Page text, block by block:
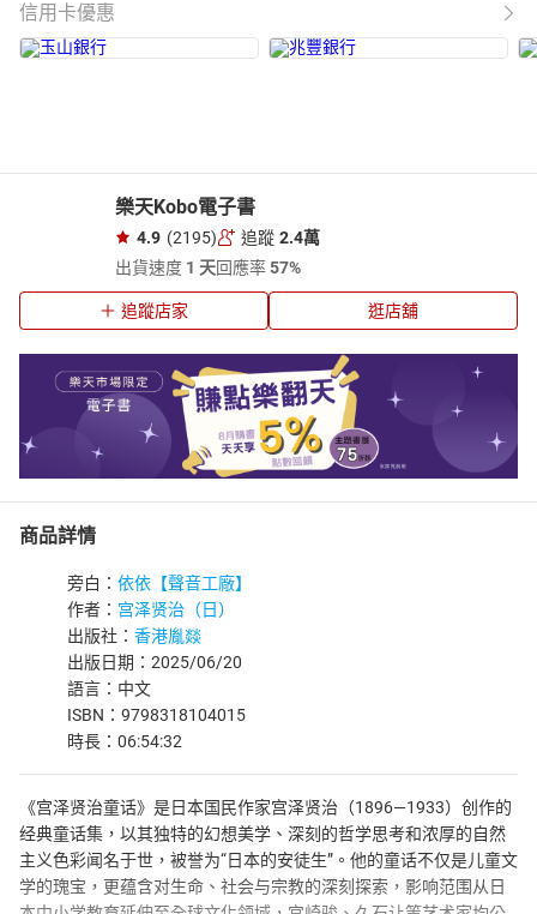
信用卡優惠
樂天Kobo電子書
4.9 (2195) 追蹤 2.4萬
出貨速度 1 天回應率57%
追蹤店家 逛店舖
商品詳情
旁白： 依依【聲音工廠】
作者： 宫泽贤治（日）
出版社： 香港胤燚
出版日期：2025/06/20
語言：中文
ISBN：9798318104015
時長：06:54:32
《宫泽贤治童话》是日本国民作家宫泽贤治（1896—1933）创作的
经典童话集，以其独特的幻想美学、深刻的哲学思考和浓厚的自然
主义色彩闻名于世，被誉为“日本的安徒生”。他的童话不仅是儿童文
学的瑰宝，更蕴含对生命、社会与宗教的深刻探索，影响范围从日